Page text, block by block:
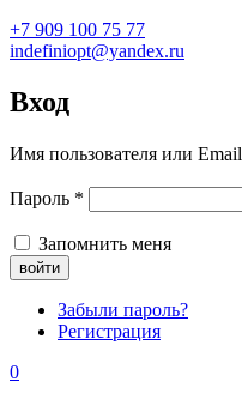
+7 909 100 75 77
indefiniopt@yandex.ru
Вход
Имя пользователя или Email
Пароль *
Запомнить меня
Забыли пароль?
Регистрация
0